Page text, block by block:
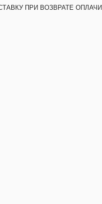
ПРИ ВОЗВРАТЕ